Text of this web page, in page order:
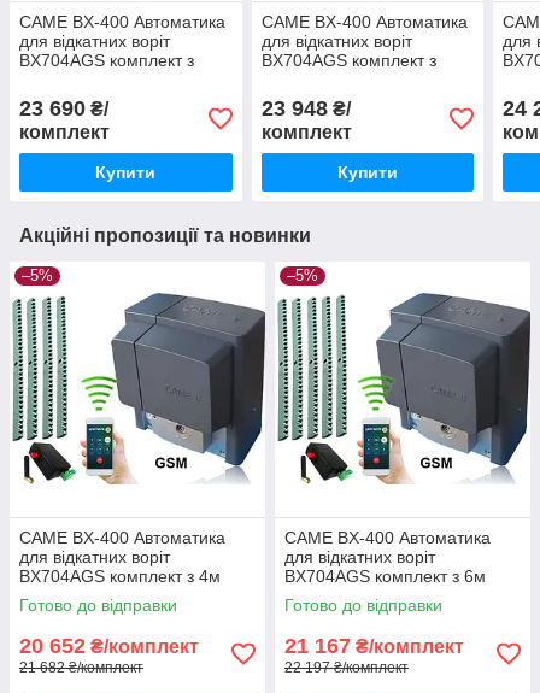
CAME BX-400 Автоматика
для відкатних воріт
BX704AGS комплект з
фотоелементами,
антеною та 4м рейки
23 690 ₴/
комплект
Купити
CAME BX-400 Автоматика
для відкатних воріт
BX704AGS комплект з
фотоелементами та 6м
рейки
23 948₴/
комплект
Купити
для
24
Акційні пропозиції та новинки
–5%
CAME BX-400 Автоматика
для відкатних воріт
BX704AGS комплект з 4м
рейки і gsm-модулем
Готово до відправки
20 652 ₴/комплект
21 682 ₴/комплект
–5%
CAME BX-400 Автоматика
для відкатних воріт
BX704AGS комплект з 6м
рейки і gsm-модулем
Готово до відправки
21 167 ₴/комплект
22 197 ₴/комплект